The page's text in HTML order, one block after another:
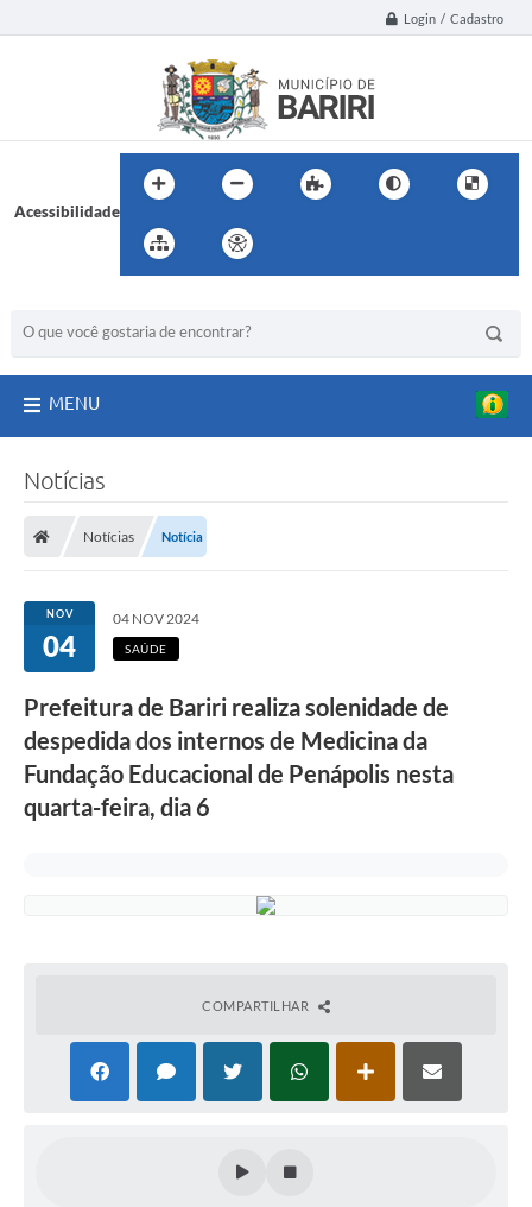
Login / Cadastro
Acessibilidade
MENU
Notícias
Notícias Notícia
NOV
04
04 NOV 2024
SAÚDE
Prefeitura de Bariri realiza solenidade de
despedida dos internos de Medicina da
Fundação Educacional de Penápolis nesta
quarta-feira, dia 6
COMPARTILHAR